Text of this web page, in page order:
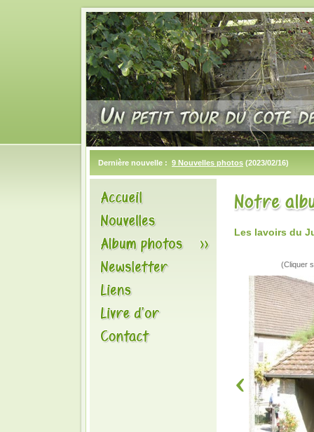
Dernière nouvelle : 9 Nouvelles photos (2023/02/16)
Les lavoirs du
(Cliquer